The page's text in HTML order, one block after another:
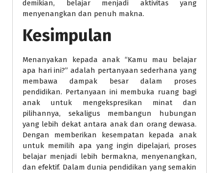
demikian, belajar menjadi aktivitas yang
menyenangkan dan penuh makna.
Kesimpulan
Menanyakan kepada anak “Kamu mau belajar
apa hari ini?” adalah pertanyaan sederhana yang
membawa dampak besar dalam proses
pendidikan. Pertanyaan ini membuka ruang bagi
anak untuk mengekspresikan minat dan
pilihannya, sekaligus membangun hubungan
yang lebih dekat antara anak dan orang dewasa.
Dengan memberikan kesempatan kepada anak
untuk memilih apa yang ingin dipelajari, proses
belajar menjadi lebih bermakna, menyenangkan,
dan efektif. Dalam dunia pendidikan yang semakin